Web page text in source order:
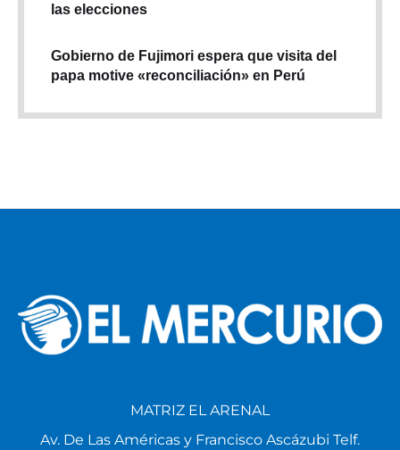
las elecciones
Gobierno de Fujimori espera que visita del
papa motive «reconciliación» en Perú
MATRIZ EL ARENAL
Av. De Las Américas y Francisco Ascázubi Telf.